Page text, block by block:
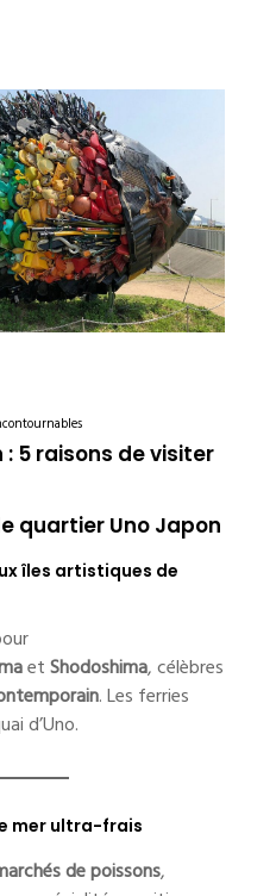
5 raisons de visiter
quartier Uno Japon
îles artistiques de
etShodoshima, célèbres
. Les ferries
d’Uno.
mer ultra-frais
de poissons,